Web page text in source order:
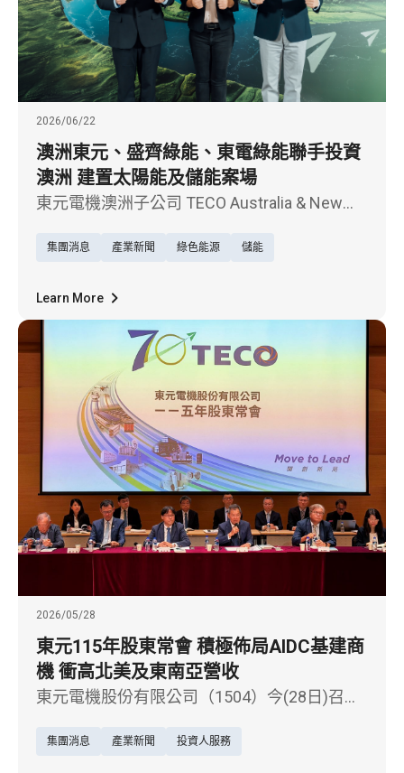
2026/06/22
澳洲東元、盛齊綠能、東電綠能聯手投資
澳洲 建置太陽能及儲能案場
東元電機澳洲子公司 TECO Australia & New
（3027）旗下盛齊綠能（Billion Watts），以
開策略合作，攜手推動澳洲維多利亞州
Seaspray 太陽能暨儲能（Solar + BESS）專
案，以及即將啟動的第二批（Tranche 2）能源
投資組合。此次合作不僅展現三方
集團消息 產業新聞 綠色能源 儲能
Learn More
2026/05/28
東元115年股東常會 積極佈局AIDC基建商
機 衝高北美及東南亞營收
東元電機股份有限公司（1504）今(28日)召開
分配案。董事會提案每股配發現金股利2元 ，
集團消息 產業新聞 投資人服務